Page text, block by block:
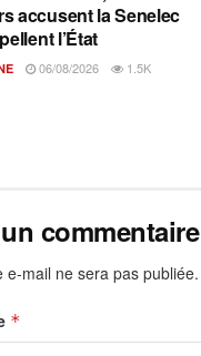
accusent la Senelec
l’État
06/08/2026 1.5K
commentaire
e-mail ne sera pas publiée.
*